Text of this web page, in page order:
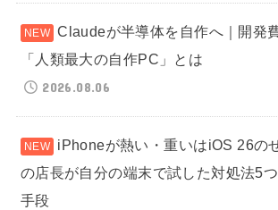
Claudeが半導体を自作へ｜開発
「人類最大の自作PC」とは
2026.08.06
iPhoneが熱い・重いはiOS 26の
の店長が自分の端末で試した対処法5
手段